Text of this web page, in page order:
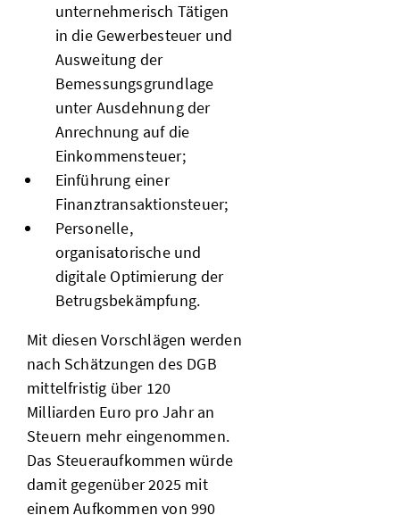
unternehmerisch Tätigen
in die Gewerbesteuer und
Ausweitung der
Bemessungsgrundlage
unter Ausdehnung der
Anrechnung auf die
Einkommensteuer;
Einführung einer
Finanztransaktionsteuer;
Personelle,
organisatorische und
digitale Optimierung der
Betrugsbekämpfung.
Mit diesen Vorschlägen werden
nach Schätzungen des DGB
mittelfristig über 120
Milliarden Euro pro Jahr an
Steuern mehr eingenommen.
Das Steueraufkommen würde
damit gegenüber 2025 mit
einem Aufkommen von 990